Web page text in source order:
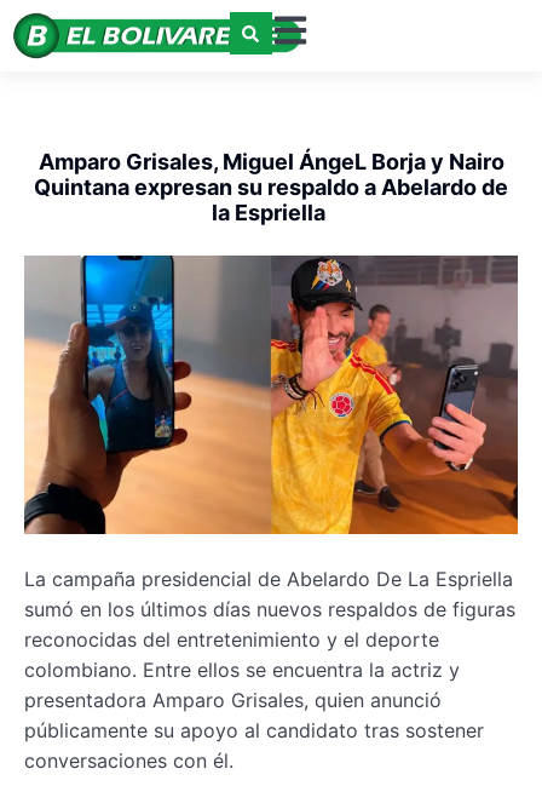
Amparo Grisales, Miguel ÁngeL Borja y Nairo
Quintana expresan su respaldo a Abelardo de
la Espriella
La campaña presidencial de Abelardo De La Espriella
sumó en los últimos días nuevos respaldos de figuras
reconocidas del entretenimiento y el deporte
colombiano. Entre ellos se encuentra la actriz y
presentadora Amparo Grisales, quien anunció
públicamente su apoyo al candidato tras sostener
conversaciones con él.